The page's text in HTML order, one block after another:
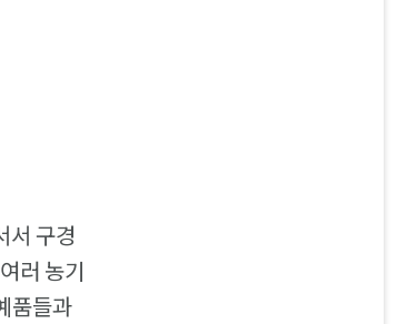
서 구경
러 농기
품들과